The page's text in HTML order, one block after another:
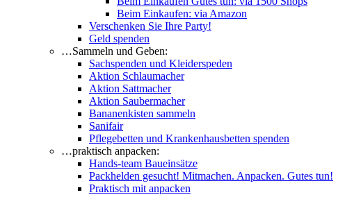
Beim Einkaufen: via Amazon
Verschenken Sie Ihre Party!
Geld spenden
…Sammeln und Geben:
Sachspenden und Kleiderspeden
Aktion Schlaumacher
Aktion Sattmacher
Aktion Saubermacher
Bananenkisten sammeln
Sanifair
Pflegebetten und Krankenhausbetten spenden
…praktisch anpacken:
Hands-team Baueinsätze
Packhelden gesucht! Mitmachen. Anpacken. Gutes tun!
Praktisch mit anpacken